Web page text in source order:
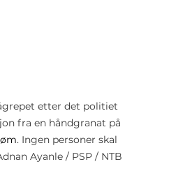
etter det politiet
fra en håndgranat på
. Ingen personer skal
Ayanle / PSP / NTB